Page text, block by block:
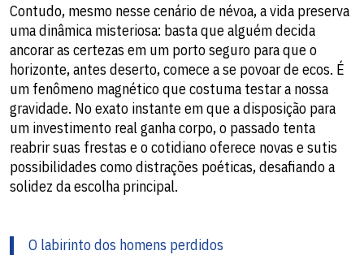
​Contudo, mesmo nesse cenário de névoa, a vida preserva
uma dinâmica misteriosa: basta que alguém decida
ancorar as certezas em um porto seguro para que o
horizonte, antes deserto, comece a se povoar de ecos. É
um fenômeno magnético que costuma testar a nossa
gravidade. No exato instante em que a disposição para
um investimento real ganha corpo, o passado tenta
reabrir suas frestas e o cotidiano oferece novas e sutis
possibilidades como distrações poéticas, desafiando a
solidez da escolha principal.
O labirinto dos homens perdidos